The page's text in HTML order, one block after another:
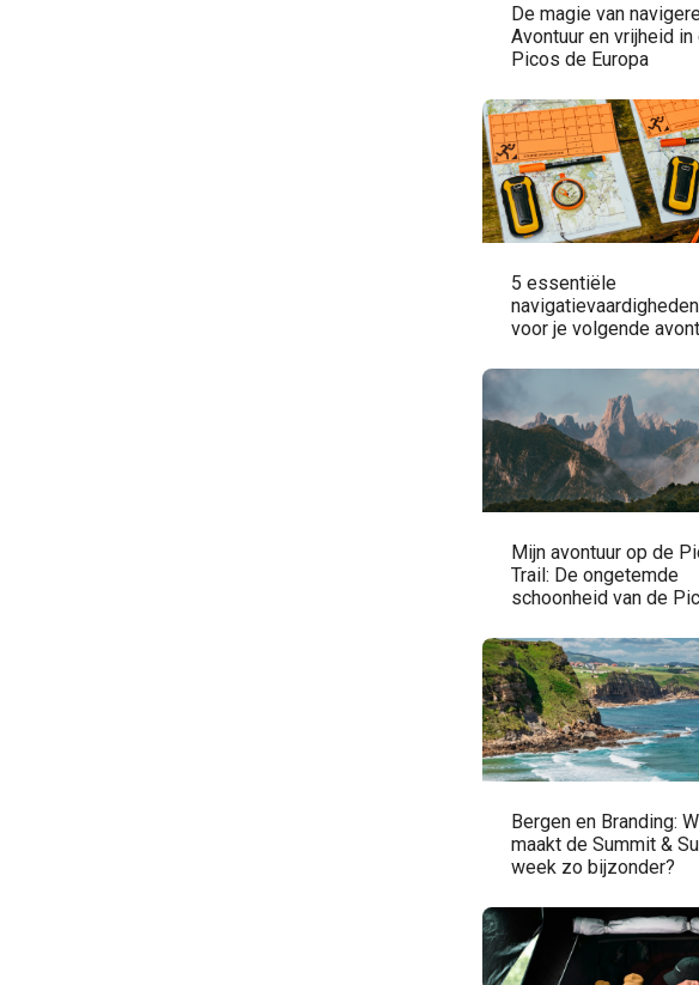
De magie van
Avontuur en vrijheid in
Picos de Europa
5 essentiële
navigatievaardigheden
voor je volgende
Mijn avontuur op de
Trail: De ongetemde
schoonheid van de
Bergen en Branding:
maakt de Summit &
week zo bijzonder?